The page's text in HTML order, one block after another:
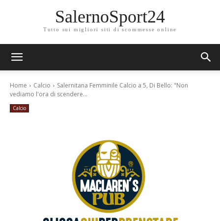
SalernoSport24
Tutto sui migliori siti di scommesse online
Home Calcio
Salernitana Femminile Calcio a 5, Di Bello: "Non
vediamo l'ora di scendere...
Calcio